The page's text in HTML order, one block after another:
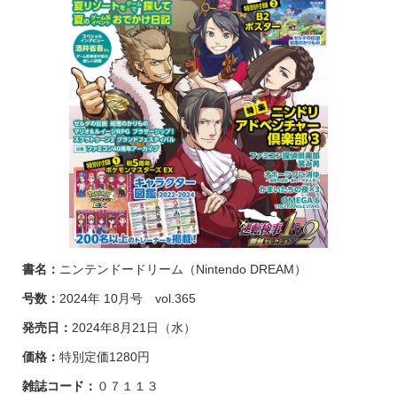
書名： ニンテンドードリーム（Nintendo DREAM）
号数： 2024年 10月号 vol.365
発売日： 2024年8月21日（水）
価格： 特別定価1280円
雑誌コード： ０７１１３